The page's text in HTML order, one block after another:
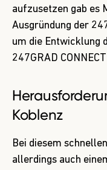
aufzusetzen gab es
Ausgründung der
um die Entwicklung
247GRAD
Koblenz
Bei diesem
allerdings auch